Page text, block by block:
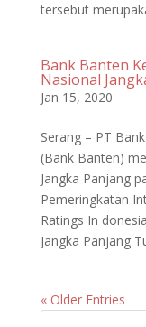
tersebut
Bank Banten
Nasional
Jan 15, 2020
Serang – PT
(Bank Banten)
Jangka Panjang
Pemeringkatan
Ratings In
Jangka Panjang
« Older Entries